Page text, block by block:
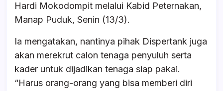
Hardi Mokodompit melalui Kabid Peternakan,
Manap Puduk, Senin (13/3).
Ia mengatakan, nantinya pihak Dispertank juga
akan merekrut calon tenaga penyuluh serta
kader untuk dijadikan tenaga siap pakai.
“Harus orang-orang yang bisa memberi diri